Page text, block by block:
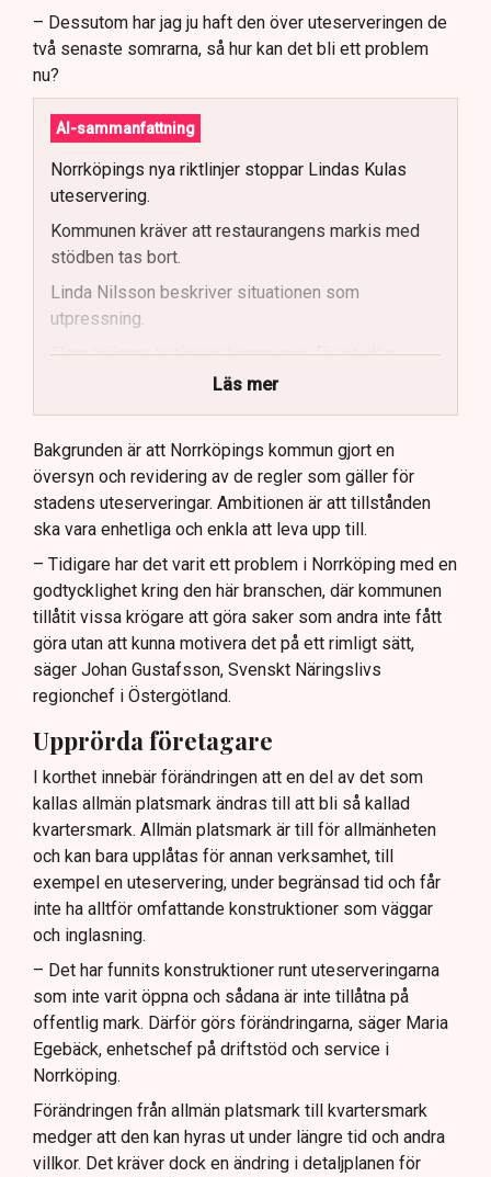
– Dessutom har jag ju haft den över uteserveringen de
två senaste somrarna, så hur kan det bli ett problem
nu?
AI-sammanfattning
Norrköpings nya riktlinjer stoppar Lindas Kulas
uteservering.
Kommunen kräver att restaurangens markis med
stödben tas bort.
Linda Nilsson beskriver situationen som
utpressning.
Flera krögare kritiserar kommunen för otydlig
Kommunen vill skapa enhetliga regler för
uteserveringar.
Lindas Kula ställer in uteserveringen för
sommaren.
Läs mer
Bakgrunden är att Norrköpings kommun gjort en
översyn och revidering av de regler som gäller för
stadens uteserveringar. Ambitionen är att tillstånden
ska vara enhetliga och enkla att leva upp till.
– Tidigare har det varit ett problem i Norrköping med en
godtycklighet kring den här branschen, där kommunen
tillåtit vissa krögare att göra saker som andra inte fått
göra utan att kunna motivera det på ett rimligt sätt,
säger Johan Gustafsson, Svenskt Näringslivs
regionchef i Östergötland.
Upprörda företagare
I korthet innebär förändringen att en del av det som
kallas allmän platsmark ändras till att bli så kallad
kvartersmark. Allmän platsmark är till för allmänheten
och kan bara upplåtas för annan verksamhet, till
exempel en uteservering, under begränsad tid och får
inte ha alltför omfattande konstruktioner som väggar
och inglasning.
– Det har funnits konstruktioner runt uteserveringarna
som inte varit öppna och sådana är inte tillåtna på
offentlig mark. Därför görs förändringarna, säger Maria
Egebäck, enhetschef på driftstöd och service i
Norrköping.
Förändringen från allmän platsmark till kvartersmark
medger att den kan hyras ut under längre tid och andra
villkor. Det kräver dock en ändring i detaljplanen för